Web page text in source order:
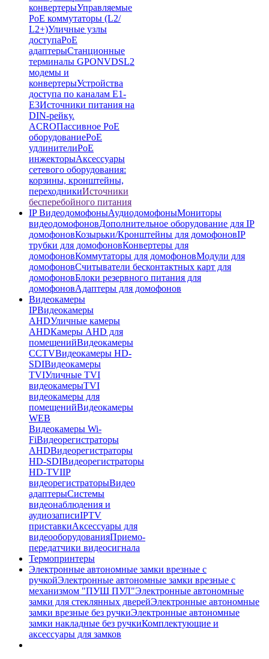
конвертерыУправляемые
PoE коммутаторы (L2/
L2+)Уличные узлы
доступаPoE
адаптерыСтанционные
терминалы GPONVDSL2
модемы и
конвертерыУстройства
доступа по каналам E1-
E3Источники питания на
DIN-рейку.
ACROПассивное PoE
оборудованиеPoE
удлинителиPoE
инжекторыАксессуары
сетевого оборудования:
корзины, кронштейны,
переходникиИсточники
бесперебойного питания
IP ВидеодомофоныАудиодомофоныМониторы
видеодомофоновДополнительное оборудование для IP
домофоновКозырьки/Кронштейны для домофоновIP
трубки для домофоновКонвертеры для
домофоновКоммутаторы для домофоновМодули для
домофоновСчитыватели бесконтактных карт для
домофоновБлоки резервного питания для
домофоновАдаптеры для домофонов
Видеокамеры
IPВидеокамеры
AHDУличные камеры
AHDКамеры AHD для
помещенийВидеокамеры
CCTVВидеокамеры HD-
SDIВидеокамеры
TVIУличные TVI
видеокамерыTVI
видеокамеры для
помещенийВидеокамеры
WEB
Видеокамеры Wi-
FiВидеорегистраторы
AHDВидеорегистраторы
HD-SDIВидеорегистраторы
HD-TVIIP
видеорегистраторыВидео
адаптерыСистемы
видеонаблюдения и
аудиозаписиIPTV
приставкиАксессуары для
видеооборудованияПриемо-
передатчики видеосигнала
Термопринтеры
Электронные автономные замки врезные с
ручкойЭлектронные автономные замки врезные с
механизмом "ПУШ ПУЛ"Электронные автономные
замки для стеклянных дверейЭлектронные автономные
замки врезные без ручкиЭлектронные автономные
замки накладные без ручкиКомплектующие и
аксессуары для замков